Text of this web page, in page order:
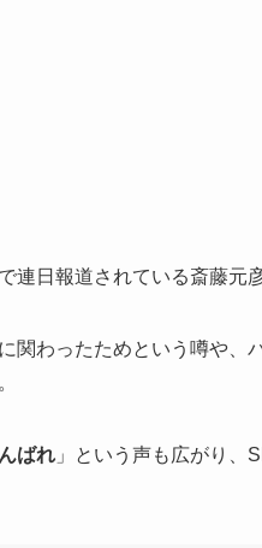
連日報道されている斎藤元
関わったためという噂や
ばれ 」という声も広がり、